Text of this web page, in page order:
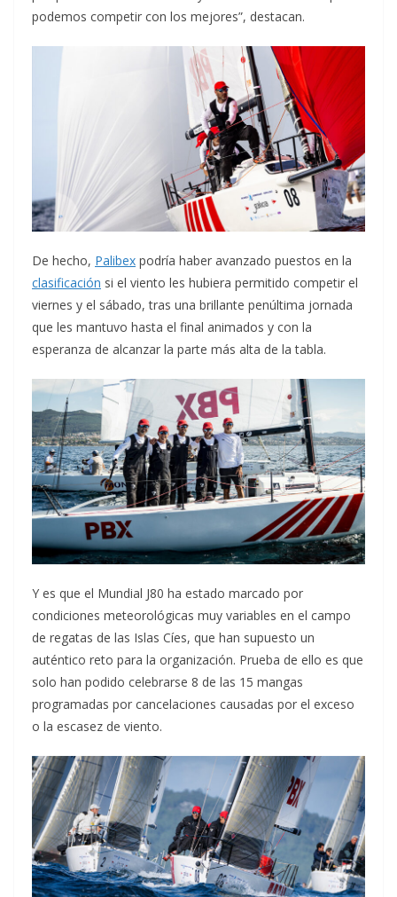
podemos competir con los mejores”, destacan.
De hecho, Palibex podría haber avanzado puestos en la
clasificación si el viento les hubiera permitido competir el
viernes y el sábado, tras una brillante penúltima jornada
que les mantuvo hasta el final animados y con la
esperanza de alcanzar la parte más alta de la tabla.
Y es que el Mundial J80 ha estado marcado por
condiciones meteorológicas muy variables en el campo
de regatas de las Islas Cíes, que han supuesto un
auténtico reto para la organización. Prueba de ello es que
solo han podido celebrarse 8 de las 15 mangas
programadas por cancelaciones causadas por el exceso
o la escasez de viento.